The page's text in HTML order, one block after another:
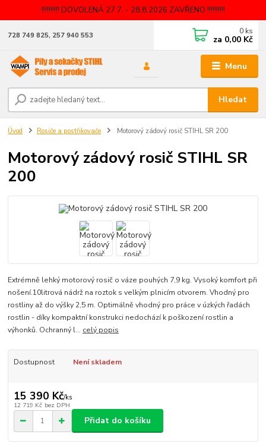
!!!!!!!!!! DOVOLENÁ 27.7. - 28.8.2026 ZAVŘENO !!!!!!!!!!
Menu
Hledat
728 749 825, 257 940 553 0 ks
za 0,00 Kč
Úvod Rosiče a postřikovače Motorový zádový rosič STIHL SR 200
Motorový zádový rosič STIHL SR
200
Extrémně lehký motorový rosič o váze pouhých 7,9 kg. Vysoký komfort při
nošení.10litrová nádrž na roztok s velkým plnicím otvorem. Vhodný pro
rostliny až do výšky 2,5 m. Optimálně vhodný pro práce v úzkých řadách
rostlin - díky kompaktní konstrukci nedochází k poškození rostlin a
výhonků. Ochranný l... celý popis
Dostupnost Není skladem
15 390 Kč/ks
12 719 Kč bez DPH
Přidat do košíku